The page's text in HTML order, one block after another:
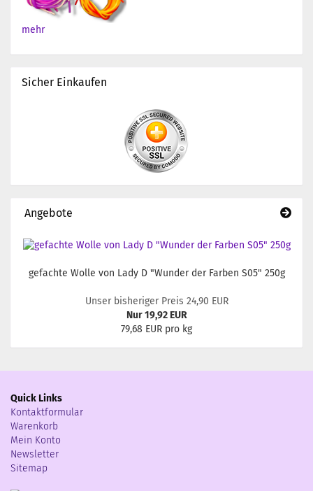
mehr
Sicher Einkaufen
Angebote
gefachte Wolle von Lady D "Wunder der Farben S05" 250g
Unser bisheriger Preis 24,90 EUR
Nur 19,92 EUR
79,68 EUR pro kg
Quick Links
Kontaktformular
Warenkorb
Mein Konto
Newsletter
Sitemap